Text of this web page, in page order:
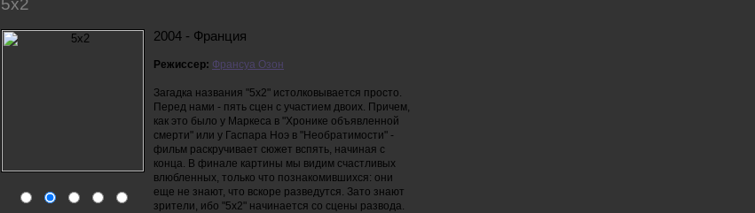
5x2
2004 - Франция
Режиссер: Франсуа Озон
Загадка названия "5х2" истолковывается просто.
Перед нами - пять сцен с участием двоих. Причем,
как это было у Маркеса в "Хронике объявленной
смерти" или у Гаспара Ноэ в "Необратимости" -
фильм раскручивает сюжет вспять, начиная с
конца. В финале картины мы видим счастливых
влюбленных, только что познакомившихся: они
еще не знают, что вскоре разведутся. Зато знают
зрители, ибо "5х2" начинается со сцены развода.